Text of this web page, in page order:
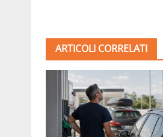
ARTICOLI CORRELATI